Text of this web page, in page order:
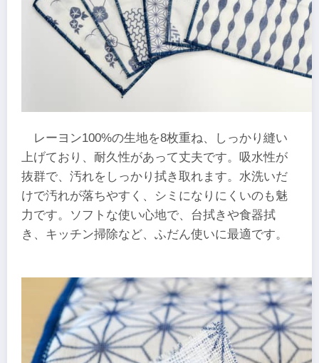
レーヨン100%の生地を8枚重ね、しっかり縫い
上げており、耐久性があって丈夫です。吸水性が
抜群で、汚れをしっかり拭き取れます。水洗いだ
けで汚れが落ちやすく、シミになりにくいのも魅
力です。ソフトな使い心地で、台拭きや食器拭
き、キッチン掃除など、ふだん使いに最適です。